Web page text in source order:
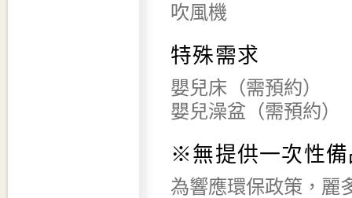
吹風機
特殊需求
嬰兒床（需預約）
嬰兒澡盆（需預約）
※無提供一次性備
為響應環保政策，麗